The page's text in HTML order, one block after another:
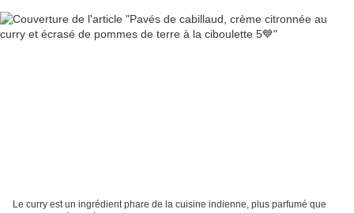
Le curry est un ingrédient phare de la cuisine indienne, plus parfumé que